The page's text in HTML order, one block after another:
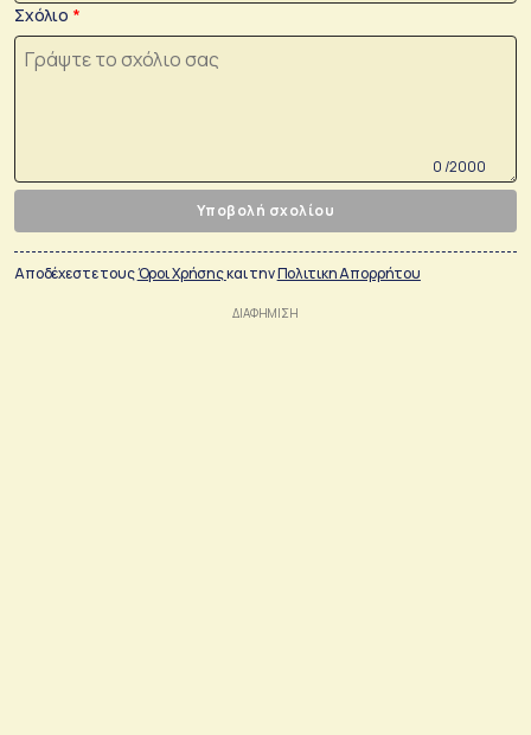
Σχόλιο
0 /2000
Υποβολή σχολίου
Αποδέχεστε τουςΌροι Χρήσηςκαι τηνΠολιτικη Απορρήτου